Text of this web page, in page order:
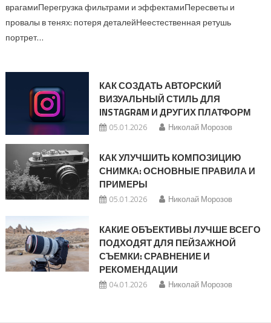
врагамиПерегрузка фильтрами и эффектамиПересветы и
провалы в тенях: потеря деталейНеестественная ретушь
портрет…
КАК СОЗДАТЬ АВТОРСКИЙ
ВИЗУАЛЬНЫЙ СТИЛЬ ДЛЯ
INSTAGRAM И ДРУГИХ ПЛАТФОРМ
05.01.2026 Николай Морозов
КАК УЛУЧШИТЬ КОМПОЗИЦИЮ
СНИМКА: ОСНОВНЫЕ ПРАВИЛА И
ПРИМЕРЫ
05.01.2026 Николай Морозов
КАКИЕ ОБЪЕКТИВЫ ЛУЧШЕ ВСЕГО
ПОДХОДЯТ ДЛЯ ПЕЙЗАЖНОЙ
СЪЕМКИ: СРАВНЕНИЕ И
РЕКОМЕНДАЦИИ
04.01.2026 Николай Морозов